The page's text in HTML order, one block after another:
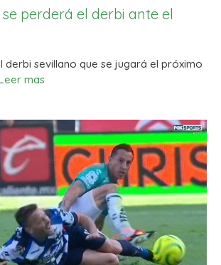
perderá el derbi ante el
derbi sevillano que se jugará el próximo
mas